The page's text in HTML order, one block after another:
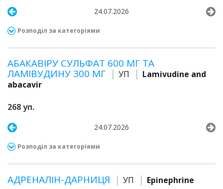
24.07.2026
Розподіл за категоріями
АБАКАВІРУ СУЛЬФАТ 600 МГ ТА
ЛАМІВУДИНУ 300 МГ
УП
Lamivudine and
abacavir
268 уп.
24.07.2026
Розподіл за категоріями
АДРЕНАЛІН-ДАРНИЦЯ УП
Epinephrine